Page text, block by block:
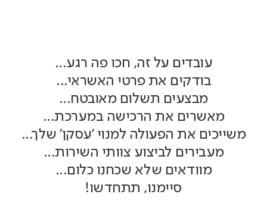
עובדים על זה, חכו פה רגע...
בודקים את פרטי האשראי...
מבצעים תשלום מאובטח...
מאשרים את הרכישה במערכת...
משייכים את הפעולה למנוי 'עסקן' שלך...
מעבירים לביצוע צוותי השירות...
מוודאים שלא שכחנו כלום...
סיימנו, תתחדשו!